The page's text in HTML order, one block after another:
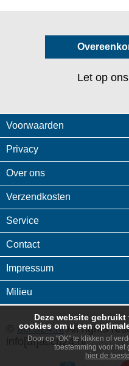
Let op ons
Voorwaarden
Privacy
Over ons
Verzendkosten
Service
Contact
Impressum
Milieu
accu24.nlAll rights
info[at]accu24.nl
Deze website
cookies om u een
Door op "OK" te klikken of
toestemming voor het
hier de